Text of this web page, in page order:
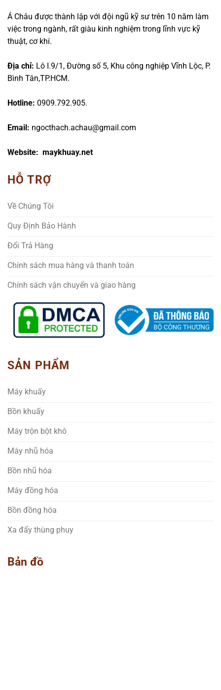
Á Châu được thành lập với đội ngũ kỹ sư trên 10 năm làm
việc trong ngành, rất giàu kinh nghiệm trong lĩnh vực kỹ
thuật, cơ khí.
Địa chỉ: Lô I.9/1, Đường số 5, Khu công nghiệp Vĩnh Lộc, P.
Bình Tân,TP.HCM.
Hotline: 0909.792.905.
Email: ngocthach.achau@gmail.com
Website: maykhuay.net
HỖ TRỢ
Về Chúng Tôi
Quy Định Bảo Hành
Đổi Trả Hàng
Chính sách mua hàng và thanh toán
Chính sách vận chuyển và giao hàng
SẢN PHẨM
Máy khuấy
Bồn khuấy
Máy trộn bột khô
Máy nhũ hóa
Bồn nhũ hóa
Máy đồng hóa
Bồn đồng hóa
Xa đẩy thùng phuy
Bản đồ